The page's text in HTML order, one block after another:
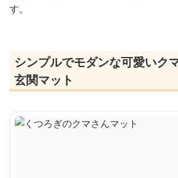
す。
シンプルでモダンな可愛いク
玄関マット